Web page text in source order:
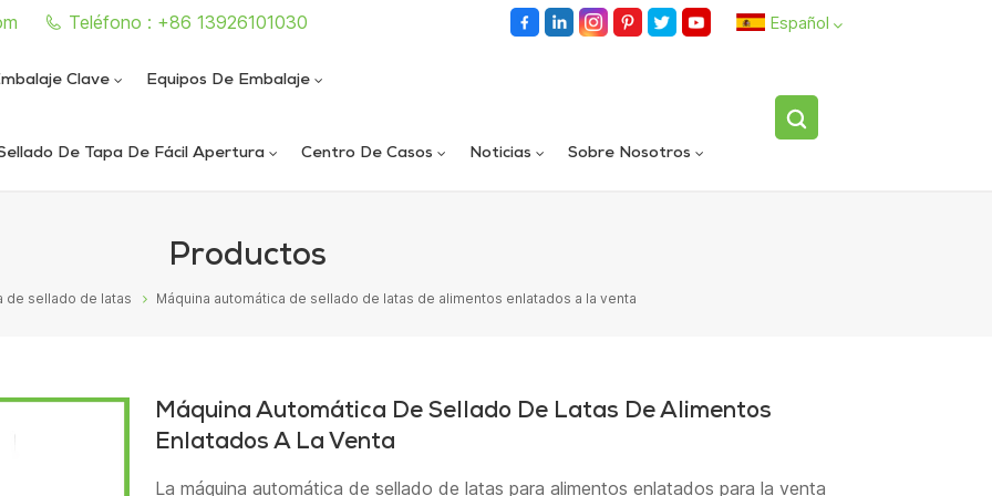
Teléfono : +86 13926101030 Español
Clave Equipos De Embalaje
De Tapa De Fácil Apertura Centro De Casos Noticias Sobre Nosotros
Productos
de sellado de latas Máquina automática de sellado de latas de alimentos enlatados a la venta
Máquina Automática De Sellado De Latas De Alimentos
Enlatados A La Venta
La máquina automática de sellado de latas para alimentos enlatados para la venta